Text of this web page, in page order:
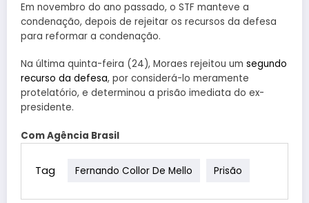
Em novembro do ano passado, o STF manteve a
condenação, depois de rejeitar os recursos da defesa
para reformar a condenação.
Na última quinta-feira (24), Moraes rejeitou um segundo
recurso da defesa, por considerá-lo meramente
protelatório, e determinou a prisão imediata do ex-
presidente.
Com Agência Brasil
Tag Fernando Collor De Mello Prisão